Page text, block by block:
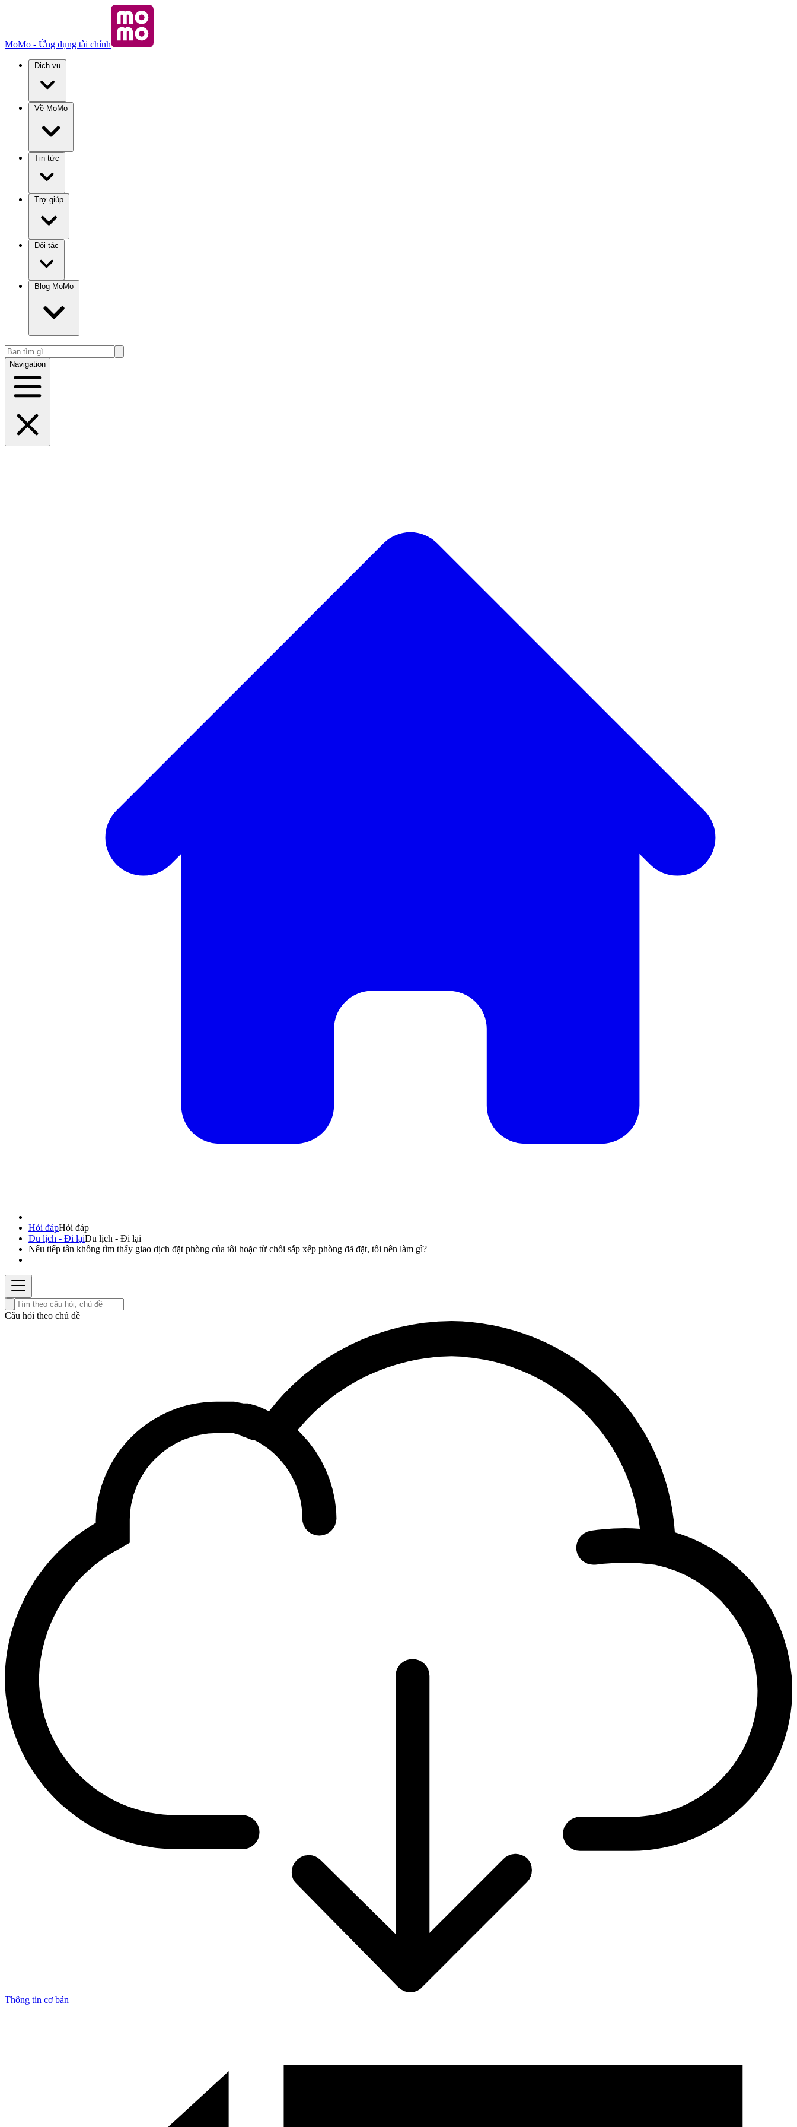
MoMo - Ứng dụng tài chính
Dịch vụ
Về MoMo
Tin tức
Trợ giúp
Đối tác
Blog MoMo
Navigation
Hỏi đápHỏi đáp
Du lịch - Đi lạiDu lịch - Đi lại
Nếu tiếp tân không tìm thấy giao dịch đặt phòng của tôi hoặc từ chối sắp xếp phòng đã đặt, tôi nên làm gì?
Câu hỏi theo chủ đề
Thông tin cơ bản